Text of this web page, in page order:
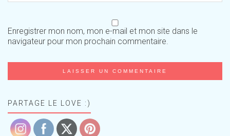
Enregistrer mon nom, mon e-mail et mon site dans le
navigateur pour mon prochain commentaire.
PARTAGE LE LOVE :)